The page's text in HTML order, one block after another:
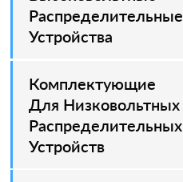
Распределительные
Устройства
Комплектующие
Для Низковольтных
Распределительных
Устройств